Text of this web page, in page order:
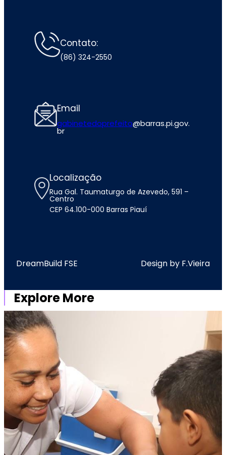
Contato:
(86) 324-2550
Email
gabinetedoprefeito@barras.pi.gov.
br
Localização
Rua Gal. Taumaturgo de Azevedo, 591 –
Centro
CEP 64.100-000 Barras Piauí
DreamBuild FSE Design by F.Vieira
Explore More